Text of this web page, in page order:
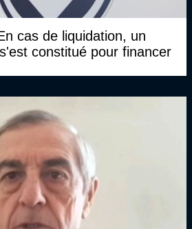
cas de liquidation, un
constitué pour financer